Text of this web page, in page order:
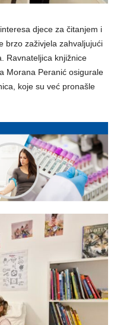
djece za čitanjem i
brzo zaživjela zahvaljujući
Ravnateljica knjižnice
Morana Peranić osigurale
koje su već pronašle